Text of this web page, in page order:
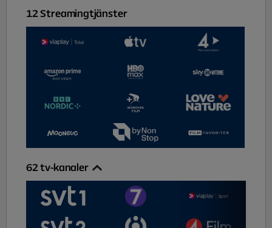
12Streamingtjänster
62tv-kanaler